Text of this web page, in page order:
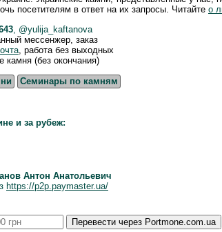
посетителям в ответ на их запросы. Читайте о
, @yulija_kaftanova
мессенжер, заказ
, работа без выходных
камня (без окончания)
Семинары по камням
и за рубеж:
Антон Анатольевич
https://p2p.paymaster.ua/
Перевести через Portmone.com.ua